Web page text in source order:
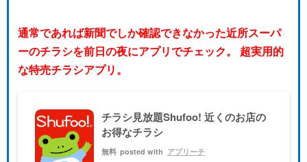
通常であれば新聞でしか確認できなかった近所スーパ
ーのチラシを前日の夜にアプリでチェック。 超実用的
な特売チラシアプリ。
チラシ見放題Shufoo! 近くのお店の
お得なチラシ
無料 posted with アプリーチ